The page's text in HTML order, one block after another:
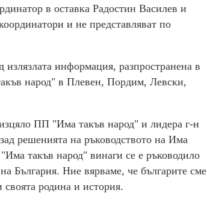
в оставка Радостин Василев и
и не представляват по
информация, разпространена в
народ" в Плевен, Пордим, Левски,
ПП "Има такъв народ" и лидера г-н
решенията на ръководството на Има
такъв народ" винаги се е ръководило
България. Ние вярваме, че българите сме
родина и история.